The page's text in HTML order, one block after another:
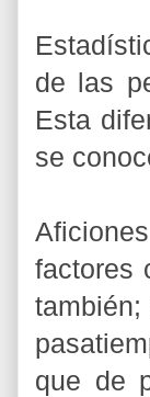
de las
Esta
se
factores
que de